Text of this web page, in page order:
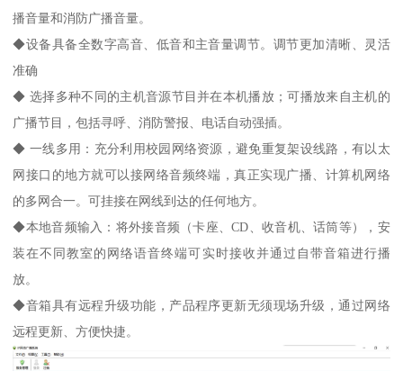
播音量和消防广播音量。
◆设备具备全数字高音、低音和主音量调节。调节更加清晰、灵活
准确
◆ 选择多种不同的主机音源节目并在本机播放；可播放来自主机的
广播节目，包括寻呼、消防警报、电话自动强插。
◆ 一线多用：充分利用校园网络资源，避免重复架设线路，有以太
网接口的地方就可以接网络音频终端，真正实现广播、计算机网络
的多网合一。可挂接在网线到达的任何地方。
◆本地音频输入：将外接音频（卡座、CD、收音机、话筒等），安
装在不同教室的网络语音终端可实时接收并通过自带音箱进行播
放。
◆音箱具有远程升级功能，产品程序更新无须现场升级，通过网络
远程更新、方便快捷。